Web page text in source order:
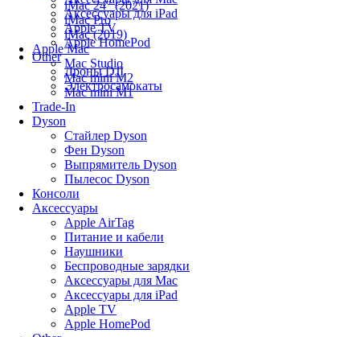
Аксессуары для iPad
Apple TV
Apple HomePod
Other
Дроны DJI
Электросамокаты
iMac 24" (2021)
iMac Pro
iMac (2019)
Apple Mac
Mac Studio
Mac mini M2
Mac mini M1
Trade-In
Dyson
Стайлер Dyson
Фен Dyson
Выпрямитель Dyson
Пылесос Dyson
Консоли
Аксессуары
Apple AirTag
Питание и кабели
Наушники
Беспроводные зарядки
Аксессуары для Mac
Аксессуары для iPad
Apple TV
Apple HomePod